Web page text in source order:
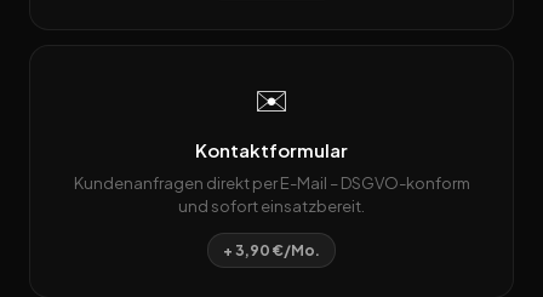
✉️
Kontaktformular
Kundenanfragen direkt per E-Mail – DSGVO-konform
und sofort einsatzbereit.
+ 3,90 €/Mo.